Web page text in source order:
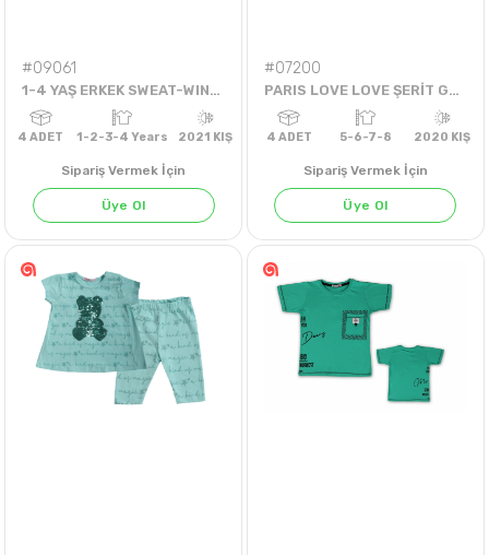
#09061
1-4 YAŞ ERKEK SWEAT-WINK-2İP
ADET 1-2-3-4 Years 2021 KIŞ
Sipariş Vermek İçin
Üye Ol
#07200
PARIS LOVE LOVE ŞERİT GÜLEN YÜZ PULLU TAYTLI TAKIM
4 5-6-7-8
Sipariş Vermek İçin
Üye Ol